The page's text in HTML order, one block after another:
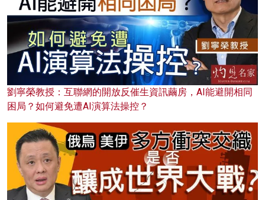
劉寧榮教授：互聯網的開放反催生資訊繭房，AI能避開相同
困局？如何避免遭AI演算法操控？